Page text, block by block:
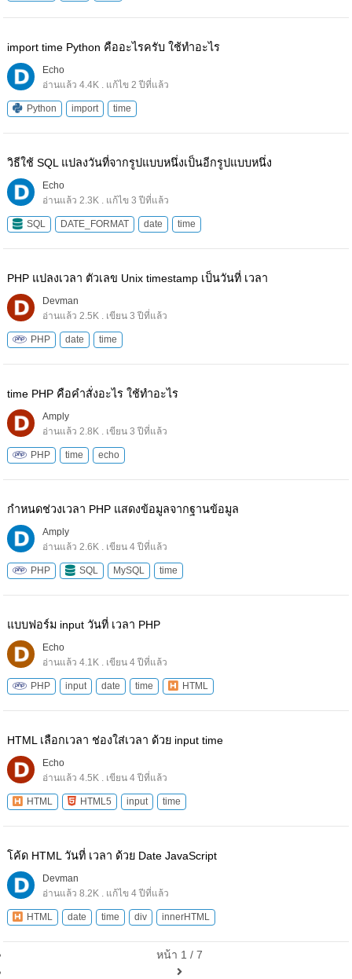
import time Python คืออะไรครับ ใช้ทำอะไร
Echo
อ่านแล้ว 4.4K . แก้ไข 2 ปีที่แล้ว
Python import time
วิธีใช้ SQL แปลงวันที่จากรูปแบบหนึ่งเป็นอีกรูปแบบหนึ่ง
Echo
อ่านแล้ว 2.3K . แก้ไข 3 ปีที่แล้ว
SQL DATE_FORMAT date time
PHP แปลงเวลา ตัวเลข Unix timestamp เป็นวันที่ เวลา
Devman
อ่านแล้ว 2.5K . เขียน 3 ปีที่แล้ว
PHP date time
time PHP คือคำสั่งอะไร ใช้ทำอะไร
Amply
อ่านแล้ว 2.8K . เขียน 3 ปีที่แล้ว
PHP time echo
กำหนดช่วงเวลา PHP แสดงข้อมูลจากฐานข้อมูล
Amply
อ่านแล้ว 2.6K . เขียน 4 ปีที่แล้ว
PHP SQL MySQL time
แบบฟอร์ม input วันที่ เวลา PHP
Echo
อ่านแล้ว 4.1K . เขียน 4 ปีที่แล้ว
PHP input date time HTML
HTML เลือกเวลา ช่องใส่เวลา ด้วย input time
Echo
อ่านแล้ว 4.5K . เขียน 4 ปีที่แล้ว
HTML HTML5 input time
โค้ด HTML วันที่ เวลา ด้วย Date JavaScript
Devman
อ่านแล้ว 8.2K . แก้ไข 4 ปีที่แล้ว
HTML date time div innerHTML
หน้า 1 / 7